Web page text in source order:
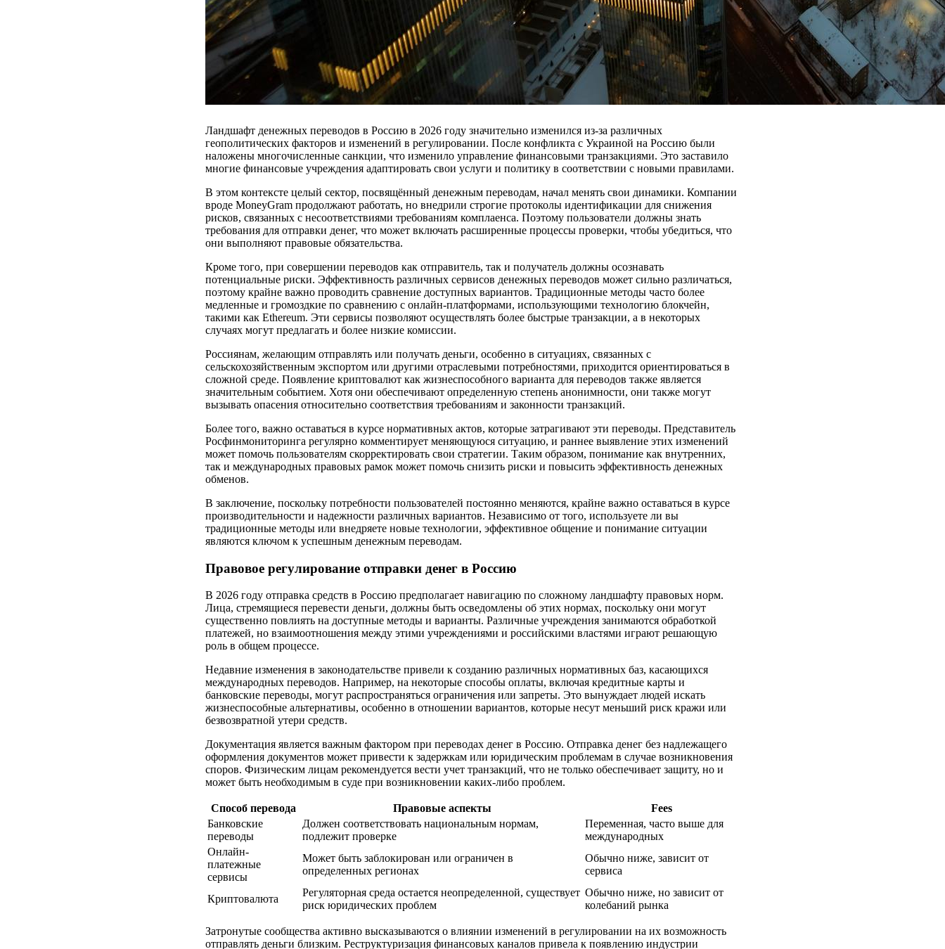
Ландшафт денежных переводов в Россию в 2026 году значительно изменился из-за различных
геополитических факторов и изменений в регулировании. После конфликта с Украиной на Россию были
наложены многочисленные санкции, что изменило управление финансовыми транзакциями. Это заставило
многие финансовые учреждения адаптировать свои услуги и политику в соответствии с новыми правилами.
В этом контексте целый сектор, посвящённый денежным переводам, начал менять свои динамики. Компании
вроде MoneyGram продолжают работать, но внедрили строгие протоколы идентификации для снижения
рисков, связанных с несоответствиями требованиям комплаенса. Поэтому пользователи должны знать
требования для отправки денег, что может включать расширенные процессы проверки, чтобы убедиться, что
они выполняют правовые обязательства.
Кроме того, при совершении переводов как отправитель, так и получатель должны осознавать
потенциальные риски. Эффективность различных сервисов денежных переводов может сильно различаться,
поэтому крайне важно проводить сравнение доступных вариантов. Традиционные методы часто более
медленные и громоздкие по сравнению с онлайн-платформами, использующими технологию блокчейн,
такими как Ethereum. Эти сервисы позволяют осуществлять более быстрые транзакции, а в некоторых
случаях могут предлагать и более низкие комиссии.
Россиянам, желающим отправлять или получать деньги, особенно в ситуациях, связанных с
сельскохозяйственным экспортом или другими отраслевыми потребностями, приходится ориентироваться в
сложной среде. Появление криптовалют как жизнеспособного варианта для переводов также является
значительным событием. Хотя они обеспечивают определенную степень анонимности, они также могут
вызывать опасения относительно соответствия требованиям и законности транзакций.
Более того, важно оставаться в курсе нормативных актов, которые затрагивают эти переводы. Представитель
Росфинмониторинга регулярно комментирует меняющуюся ситуацию, и раннее выявление этих изменений
может помочь пользователям скорректировать свои стратегии. Таким образом, понимание как внутренних,
так и международных правовых рамок может помочь снизить риски и повысить эффективность денежных
обменов.
В заключение, поскольку потребности пользователей постоянно меняются, крайне важно оставаться в курсе
производительности и надежности различных вариантов. Независимо от того, используете ли вы
традиционные методы или внедряете новые технологии, эффективное общение и понимание ситуации
являются ключом к успешным денежным переводам.
Правовое регулирование отправки денег в Россию
В 2026 году отправка средств в Россию предполагает навигацию по сложному ландшафту правовых норм.
Лица, стремящиеся перевести деньги, должны быть осведомлены об этих нормах, поскольку они могут
существенно повлиять на доступные методы и варианты. Различные учреждения занимаются обработкой
платежей, но взаимоотношения между этими учреждениями и российскими властями играют решающую
роль в общем процессе.
Недавние изменения в законодательстве привели к созданию различных нормативных баз, касающихся
международных переводов. Например, на некоторые способы оплаты, включая кредитные карты и
банковские переводы, могут распространяться ограничения или запреты. Это вынуждает людей искать
жизнеспособные альтернативы, особенно в отношении вариантов, которые несут меньший риск кражи или
безвозвратной утери средств.
Документация является важным фактором при переводах денег в Россию. Отправка денег без надлежащего
оформления документов может привести к задержкам или юридическим проблемам в случае возникновения
споров. Физическим лицам рекомендуется вести учет транзакций, что не только обеспечивает защиту, но и
может быть необходимым в суде при возникновении каких-либо проблем.
Способ перевода Правовые аспекты
Fees
Банковские
переводы
Должен соответствовать национальным нормам,
подлежит проверке
Переменная, часто выше для
международных
Онлайн-
платежные
сервисы
Может быть заблокирован или ограничен в
определенных регионах
Обычно ниже, зависит от
сервиса
Криптовалюта
Регуляторная среда остается неопределенной, существует
риск юридических проблем
Обычно ниже, но зависит от
колебаний рынка
Затронутые сообщества активно высказываются о влиянии изменений в регулировании на их возможность
отправлять деньги близким. Реструктуризация финансовых каналов привела к появлению индустрии